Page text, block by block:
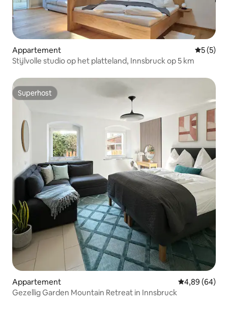
Appartement
5 (5)
Stijlvolle studio op het platteland, Innsbruck op 5 km
Superhost
Superhost
Appartement Gemiddelde
4,89 (64)
Gezellig Garden Mountain Retreat in Innsbruck